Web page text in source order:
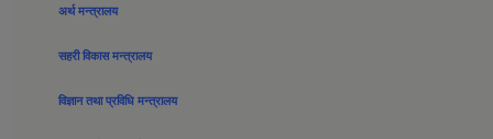
अर्थ मन्त्रालय
सहरी विकास मन्त्रालय
विज्ञान तथा प्रविधि मन्त्रालय